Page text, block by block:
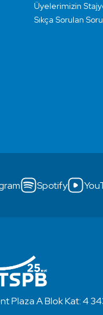
Üyelerimizin
Sıkça Sorulan
Spotify
Plaza A Blok Kat: 4